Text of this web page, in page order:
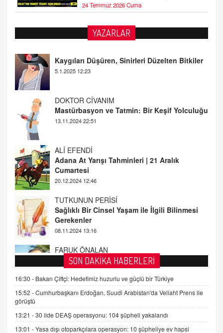
24 Temmuz 2026 Cuma
YAZARLAR
DOKTOR CİVANIM
Mastürbasyon ve Tatmin: Bir Keşif Yolculuğu
ALİ EFENDİ
Adana At Yarışı Tahminleri | 21 Aralık
TUTKUNUN PERİSİ
Sağlıklı Bir Cinsel Yaşam ile İlgili Bilinmesi
Gerekenler
FARUK ÖNALAN
Tezkere Onaylanmasaydı…
2 Kasım 2021 Salı 00:11
AV. DOĞAN CAN DOĞAN
Kişisel verilerin korunması ve dijital hukukun
gelişimi
15.09.2025 16:17
SEHER EREK
Kış Ayları Geldi, Hangi Önlemler Alınmalı?
9.12.2025 10:11
SON DAKİKA HABERLERİ
16:30 - Bakan Çiftçi: Hedefimiz huzurlu ve güçlü bir Türkiye
15:52 -Cumhurbaşkanı Erdoğan, Suudi Arabistan'da Veliaht Prens ile
görüştü
13:21 -30 ilde DEAŞ operasyonu: 104 şüpheli yakalandı
13:01 -Yasa dışı otoparkçılara operasyon: 10 şüpheliye ev hapsi